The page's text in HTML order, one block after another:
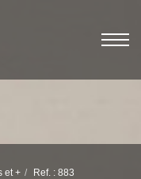
et + Ref. : 883